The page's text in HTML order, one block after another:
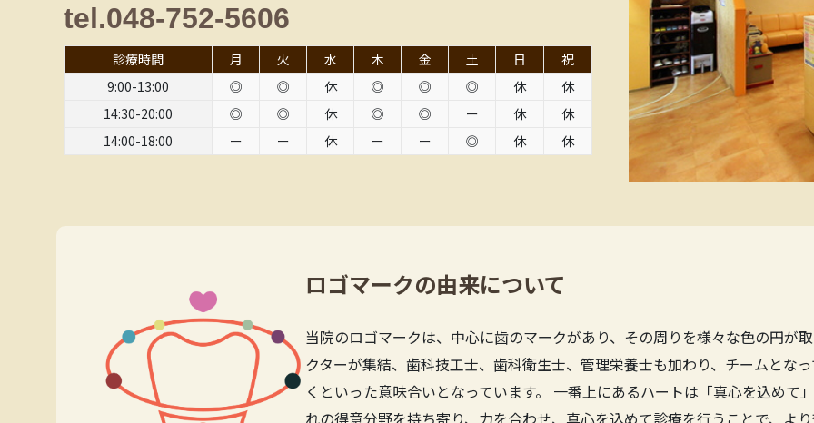
tel.048-752-5606
診療時間 月 火 水 木 金 土 日
祝
9:00-13:00
◎ ◎ 休 ◎ ◎ ◎ 休
休
14:30-20:00
◎ ◎ 休 ◎ ◎ ー 休
休
14:00-18:00
ー ー 休 ー ー ◎ 休 休
ロゴマークの由来について
当院のロゴマークは、中心に歯のマークがあり、その周りを様々な色の円が
クターが集結、歯科技工士、歯科衛生士、管理栄養士も加わり、チームとな
くといった意味合いとなっています。 一番上にあるハートは「真心を込めて
れの得意分野を持ち寄り、力を合わせ、真心を込めて診療を行うことで、よ